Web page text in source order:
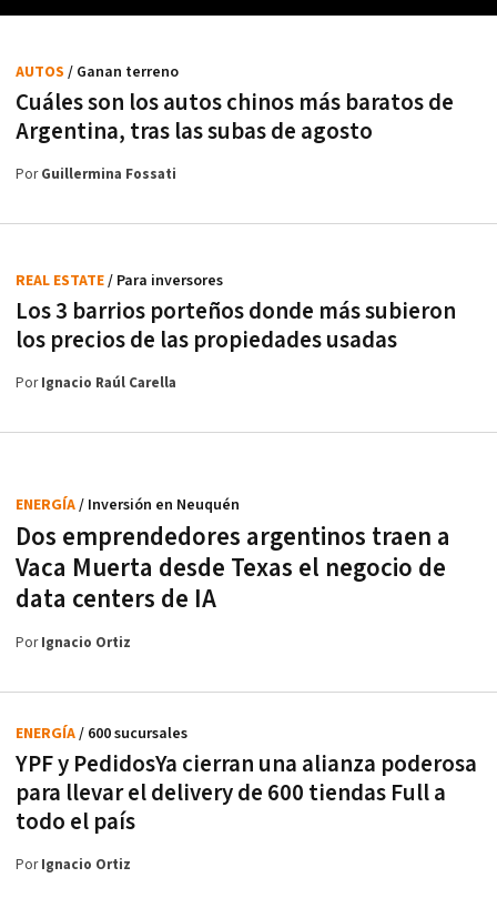
Cuáles son los autos chinos más baratos de
Argentina, tras las subas de agosto
AUTOS / Ganan terreno
PorGuillermina Fossati
Los 3 barrios porteños donde más subieron
los precios de las propiedades usadas
REAL ESTATE/ Para inversores
PorIgnacio Raúl Carella
Dos emprendedores argentinos traen a
Vaca Muerta desde Texas el negocio de
data centers de IA
ENERGÍA/ Inversión en Neuquén
PorIgnacio Ortiz
YPF y PedidosYa cierran una alianza poderosa
para llevar el delivery de 600 tiendas Full a
todo el país
ENERGÍA/ 600 sucursales
PorIgnacio Ortiz